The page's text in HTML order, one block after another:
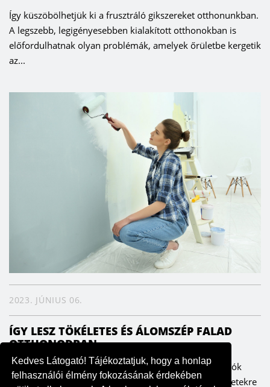
Kedves Látogató! Tájékoztatjuk, hogy a honlap
felhasználói élmény fokozásának érdekében
Így küszöbölhetjük ki a frusztráló gikszereket otthonunkban.
A legszebb, legigényesebben kialakított otthonokban is
előfordulhatnak olyan problémák, amelyek őrületbe kergetik
az...
2023. JÚNIUS 06.
ÍGY LESZ TÖKÉLETES ÉS ÁLOMSZÉP FALAD
OTTHONODBAN
A falak meghatározzák az enteriőrt, ezáltal pedig a lakók
hangulatát is. Fontos ezért, hogy odafigyeljünk a részletekre